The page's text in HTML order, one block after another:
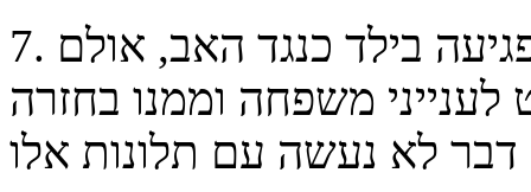
7. גלית הגישה תלונות במשטרה על פגיעה בילד כנגד האב, אולם
משפחה וממנו בחזרה